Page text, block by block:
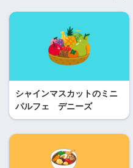
シャインマスカットのミニ
パルフェ デニーズ